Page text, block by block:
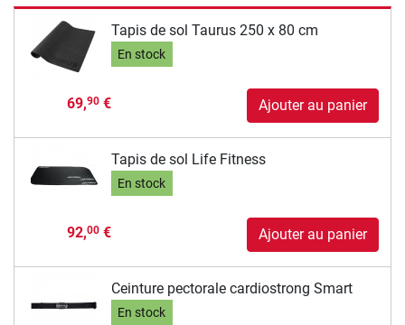
Tapis de sol Taurus 250 x 80 cm
En stock
69,90€ Ajouter au panier
Tapis de sol Life Fitness
En stock
92,00€ Ajouter au panier
Ceinture pectorale cardiostrong Smart
En stock